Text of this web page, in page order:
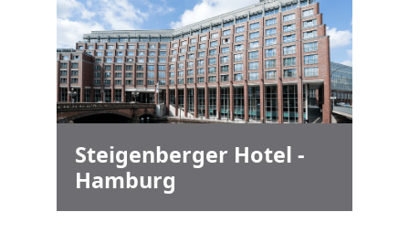
Steigenberger Hotel -
Hamburg